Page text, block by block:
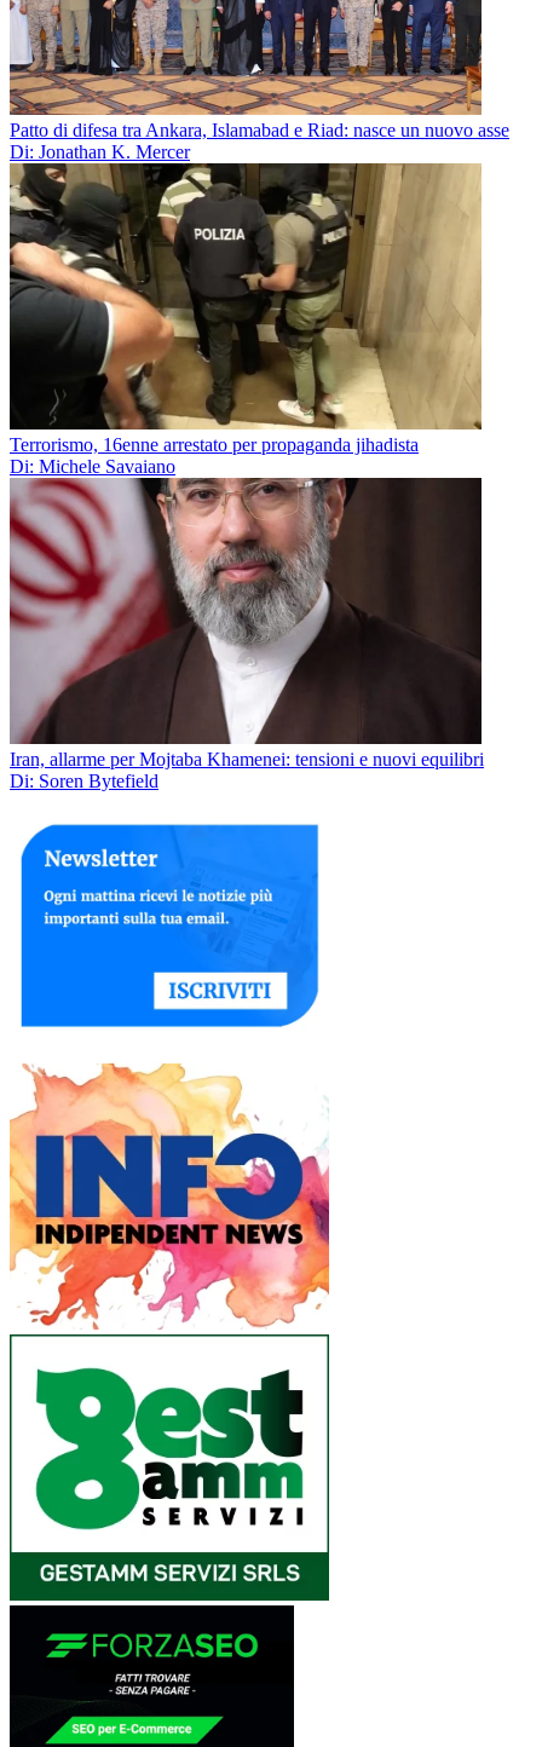
Patto di difesa tra Ankara, Islamabad e Riad: nasce un nuovo asse
Di: Jonathan K. Mercer
Terrorismo, 16enne arrestato per propaganda jihadista
Di: Michele Savaiano
Iran, allarme per Mojtaba Khamenei: tensioni e nuovi equilibri
Di: Soren Bytefield